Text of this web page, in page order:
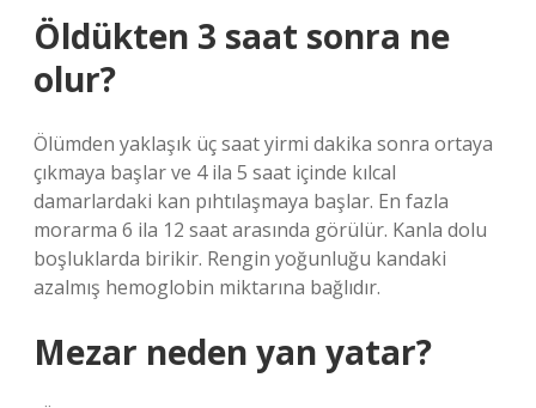
Öldükten 3 saat sonra ne
olur?
Ölümden yaklaşık üç saat yirmi dakika sonra ortaya
çıkmaya başlar ve 4 ila 5 saat içinde kılcal
damarlardaki kan pıhtılaşmaya başlar. En fazla
morarma 6 ila 12 saat arasında görülür. Kanla dolu
boşluklarda birikir. Rengin yoğunluğu kandaki
azalmış hemoglobin miktarına bağlıdır.
Mezar neden yan yatar?